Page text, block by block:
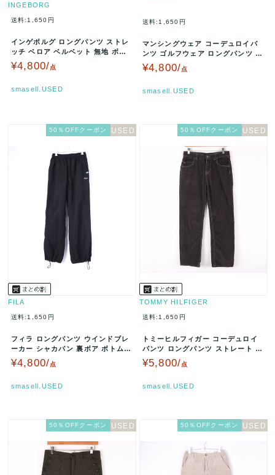
INGEBORG
送料:1,650円
インゲボルグ ロングパンツ ストレ
ッチ ベロア ベルベット 無地 ボト
ムス メンズ Sサイズ ブラウ…
¥4,800/点
smasell.USED
送料:1,650円
マンシングウェア コーデュロイパ
ンツ ゴルフウェア ロングパンツ ボ
トムス ストレッチ メンズ 82…
¥4,800/点
smasell.USED
50％OFFクーポン
FILA
送料:1,650円
フィラ ロングパンツ ウインドブレ
ーカー シャカパン 裏ボア ボトムス
スポーツウエア 大きいサイズ…
¥4,800/点
smasell.USED
50％OFFクーポン
TOMMY HILFIGER
送料:1,650円
トミーヒルフィガー コーデュロイ
パンツ ロングパンツ ストレート ボ
トムス コットン100% メンズ…
¥5,800/点
smasell.USED
50％OFFクーポン 50％OFFクーポン